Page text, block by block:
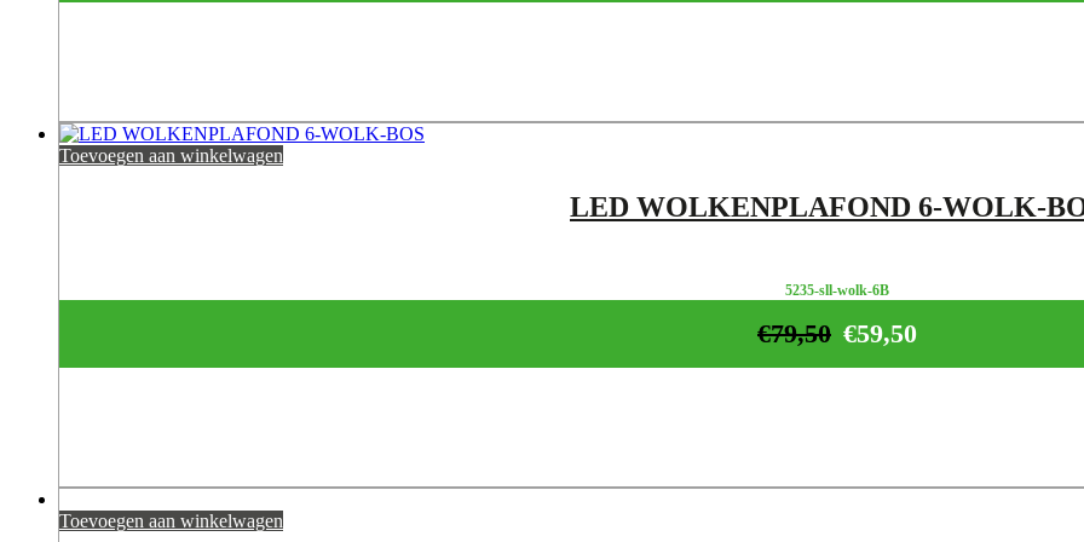
Toevoegen aan winkelwagen
LED WOLKENPLAFOND 6-WOLK-
5235-sll-wolk-6B
€59,50
€79,50
Toevoegen aan winkelwagen